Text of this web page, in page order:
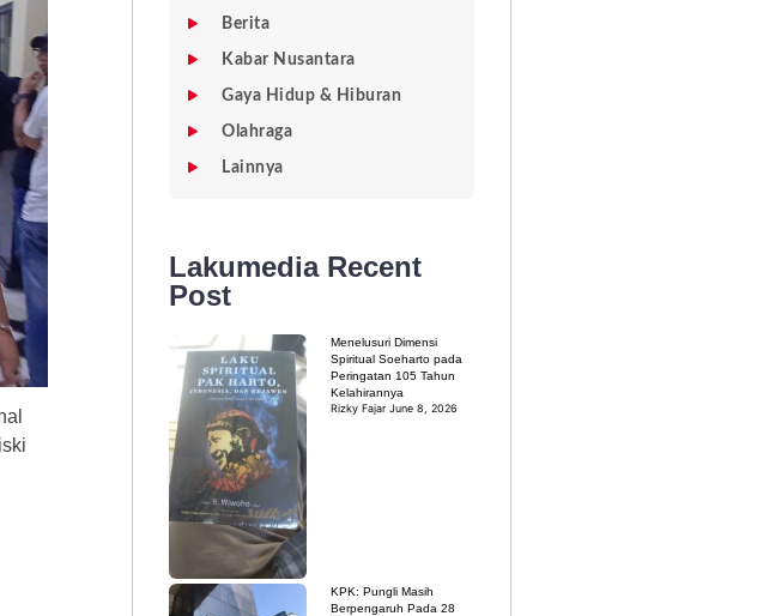
Berita
Kabar Nusantara
Gaya Hidup & Hiburan
Olahraga
Lainnya
Lakumedia Recent
Post
Menelusuri Dimensi
Spiritual Soeharto pada
Peringatan 105 Tahun
Kelahirannya
Rizky FajarJune 8, 2026
KPK: Pungli Masih
Berpengaruh Pada 28